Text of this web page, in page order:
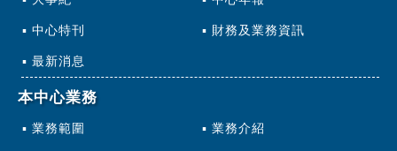
中心特刊 財務及業務資訊
最新消息
本中心業務
業務範圍 業務介紹